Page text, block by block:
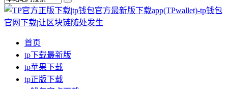
首页
tp下载最新版
tp苹果下载
tp正版下载